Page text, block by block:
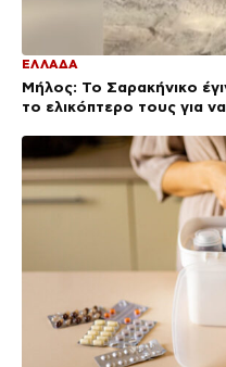
ΕΛΛΑΔΑ
Μήλος: Το Σαρακήνικο
το ελικόπτερο τους για